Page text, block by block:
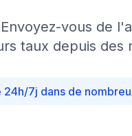
vous de
taux depuis des
24h/7j dans de